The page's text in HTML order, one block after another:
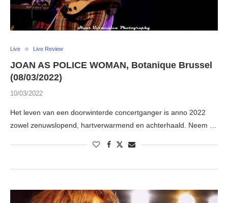
Live Live Review
JOAN AS POLICE WOMAN, Botanique Brussel
(08/03/2022)
10/03/2022
Het leven van een doorwinterde concertganger is anno 2022
zowel zenuwslopend, hartverwarmend en achterhaald. Neem …